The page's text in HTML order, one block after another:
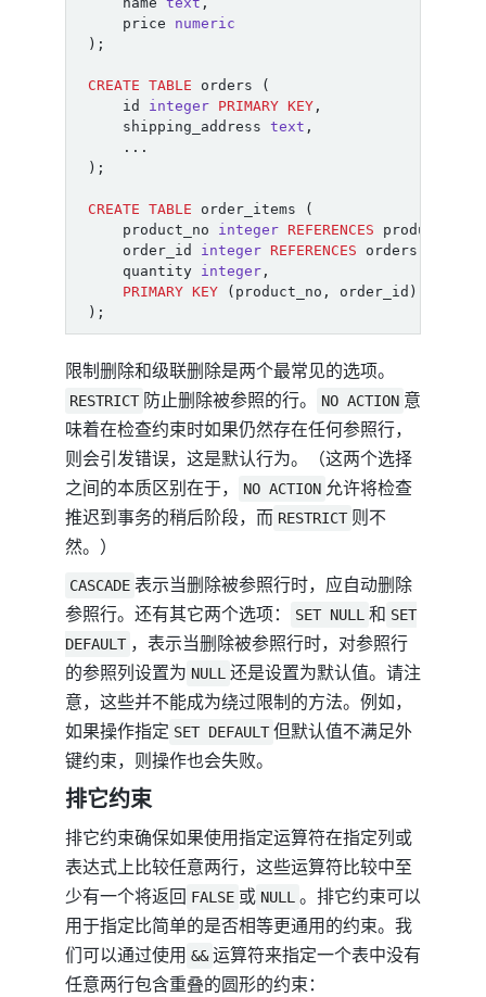
price
numeric
);
CREATE TABLE orders
(
id
integer PRIMARY KEY ,
shipping_address text ,
...
);
CREATE TABLE order_items
(
product_no
integer REFERENCES products
order_id
integer REFERENCES orders
quantity integer ,
PRIMARY KEY ( product_no , order_id )
);
限制删除和级联删除是两个最常见的选项。
RESTRICT 防止删除被参照的行。 NO ACTION 意
味着在检查约束时如果仍然存在任何参照行，
则会引发错误，这是默认行为。（这两个选择
之间的本质区别在于，
NO ACTION 允许将检查
推迟到事务的稍后阶段，而 RESTRICT 则不
然。）
CASCADE 表示当删除被参照行时，应自动删除
参照行。还有其它两个选项：
SET NULL 和 SET
DEFAULT ，表示当删除被参照行时，对参照行
的参照列设置为 NULL 还是设置为默认值。请注
意，这些并不能成为绕过限制的方法。例如，
如果操作指定 SET DEFAULT 但默认值不满足外
键约束，则操作也会失败。
排它约束
排它约束确保如果使用指定运算符在指定列或
表达式上比较任意两行，这些运算符比较中至
少有一个将返回 FALSE 或 NULL 。排它约束可以
用于指定比简单的是否相等更通用的约束。我
们可以通过使用 && 运算符来指定一个表中没有
任意两行包含重叠的圆形的约束：